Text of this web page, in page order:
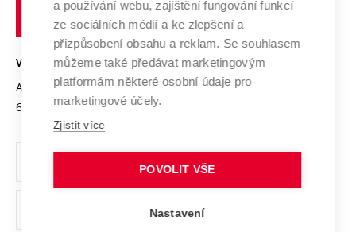
Transfer znalostí
Open Science
Projekty
Projekty ze strukturálních fondů
Specifický výzkum
Mezinárodní dohody
Univerzitní sítě
Podnikavá univerzita / ContriBUTe
Bezpečná univerzita
Vyznamenání
Organizační struktura
Ochrana osobních údajů
odkaz)
technické
Brně
VYSOKÉ UČENÍ TECHNICKÉ V BRNĚ
Antonínská 548/1
602 00 Brno
www.vut.cz
vut@vutbr.cz
a používání webu, zajištění fungování funkcí
ze sociálních médií a ke zlepšení a
přizpůsobení obsahu a reklam. Se souhlasem
můžeme také předávat marketingovým
platformám některé osobní údaje pro
marketingové účely.
Zjistit více
POVOLIT VŠE
Nastavení